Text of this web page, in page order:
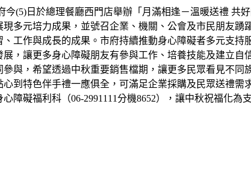
(5)日於總理餐廳西門店舉辦「月滿相逢－溫暖送禮 共
多元培力成果，並號召企業、機關、公會及市民朋友
工作與成長的成果。市府持續推動身心障礙者多元支
，讓更多身心障礙朋友有參與工作、培養技能及建立
與，希望透過中秋重要銷售檔期，讓更多民眾看見不
到特色伴手禮一應俱全，可滿足企業採購及民眾送禮
礙福利科（06-2991111分機8652），讓中秋祝福化為